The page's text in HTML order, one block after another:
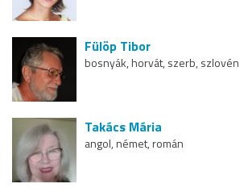
Fülöp Tibor
bosnyák, horvát, szerb, szlovén
Takács Mária
angol, német, román